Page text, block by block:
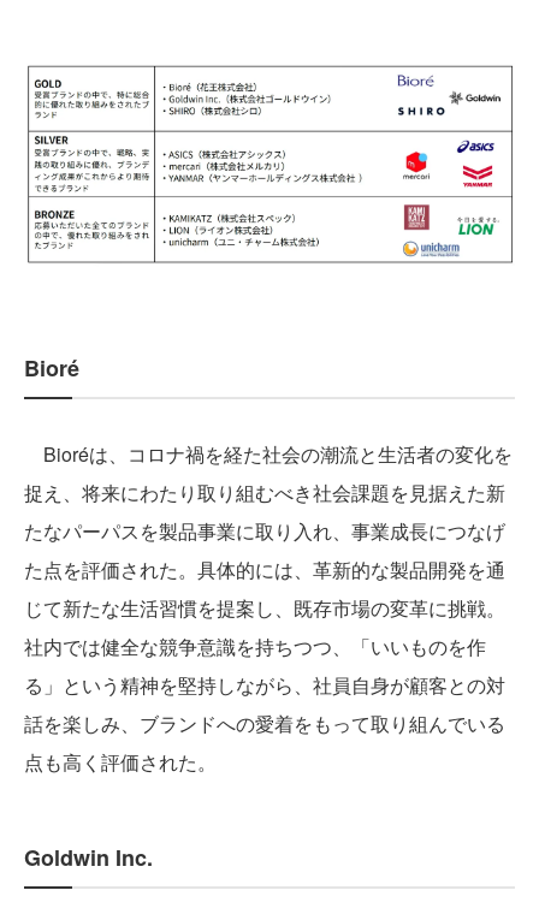
Bioré
Bioréは、コロナ禍を経た社会の潮流と生活者の変化を
捉え、将来にわたり取り組むべき社会課題を見据えた新
たなパーパスを製品事業に取り入れ、事業成長につなげ
た点を評価された。具体的には、革新的な製品開発を通
じて新たな生活習慣を提案し、既存市場の変革に挑戦。
社内では健全な競争意識を持ちつつ、「いいものを作
る」という精神を堅持しながら、社員自身が顧客との対
話を楽しみ、ブランドへの愛着をもって取り組んでいる
点も高く評価された。
Goldwin Inc.